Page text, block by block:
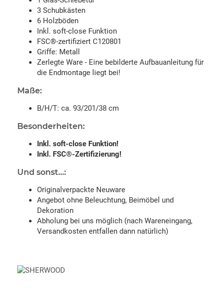
3 Schubkästen
6 Holzböden
Inkl. soft-close Funktion
FSC®-zertifiziert C120801
Griffe: Metall
Zerlegte Ware - Eine bebilderte Aufbauanleitung für
die Endmontage liegt bei!
Maße:
B/H/T: ca. 93/201/38 cm
Besonderheiten:
Inkl. soft-close Funktion!
Inkl. FSC®-Zertifizierung!
Und sonst...:
Originalverpackte Neuware
Angebot ohne Beleuchtung, Beimöbel und
Dekoration
Abholung bei uns möglich (nach Wareneingang,
Versandkosten entfallen dann natürlich)